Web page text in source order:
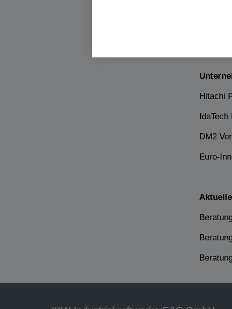
Hitachi
DM2
Euro-